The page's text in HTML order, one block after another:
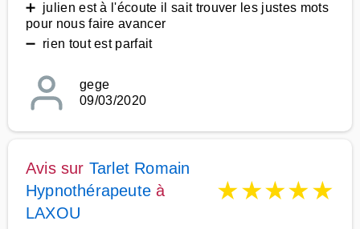
➕ julien est à l'écoute il sait trouver les justes mots
pour nous faire avancer
➖ rien tout est parfait
gege
09/03/2020
Avis sur Tarlet Romain
Hypnothérapeute à
LAXOU
★★★★★